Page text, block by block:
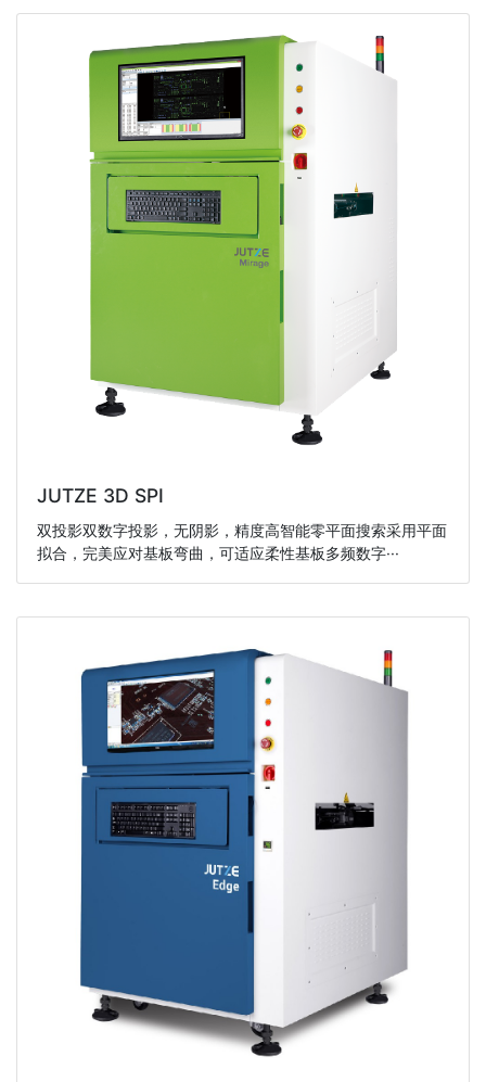
JUTZE 3D SPI
双投影双数字投影，无阴影，精度高智能零平面搜索采用平面
拟合，完美应对基板弯曲，可适应柔性基板多频数字···